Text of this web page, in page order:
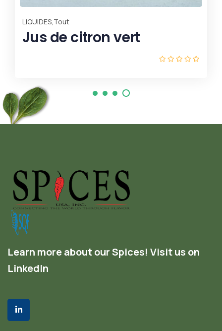
vert
Fleur de
Learn more about our Spices! Visit us on
LinkedIn